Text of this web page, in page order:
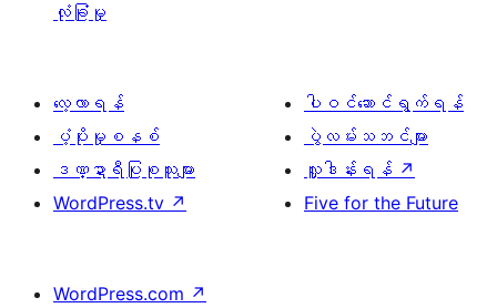
လုံခြုံမှု
လေ့လာရန်
ပံ့ပိုးမှုစနစ်
ဒဏ္ဍာရီပြုစုသူများ
WordPress.tv ↗
ပါဝင်ဆောင်ရွက်ရန်
ပွဲလမ်းသဘင်များ
လှူဒါန်းရန် ↗
Five for the Future
WordPress.com ↗